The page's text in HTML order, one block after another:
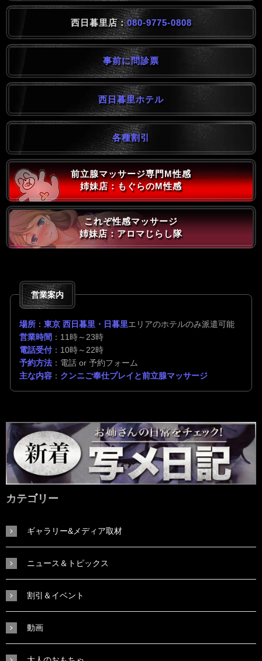
西日暮里店：080-9775-0808
事前に問診票
西日暮里ホテル
各種割引
前立腺マッサージ専門M性感
姉妹店：もぐらのM性感
これぞ性感マッサージ
姉妹店：アロマじらし隊
営業案内
場所 ： 東京 西日暮里・日暮里エリアのホテルのみ派遣可能
営業時間 ：11時～23時
電話受付：10時～22時
予約方法 ：電話 or 予約フォーム
主な内容 ： クンニご奉仕プレイと前立腺マッサージ
カテゴリー
ギャラリー&メディア取材
ニュース＆トピックス
割引＆イベント
動画